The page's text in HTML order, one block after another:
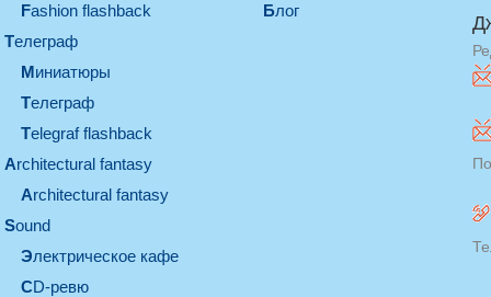
Fashion flashback
телеграф
миниатюры
телеграф
Telegraf flashback
architectural fantasy
architectural fantasy
sound
электрическое кафе
CD-ревю
Блог